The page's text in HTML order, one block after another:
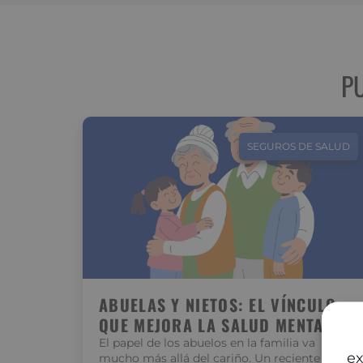
SEGUROS DE SALUD
ABUELAS Y NIETOS: EL VÍNCULO
QUE MEJORA LA SALUD MENTAL
El papel de los abuelos en la familia va
mucho más allá del cariño. Un reciente